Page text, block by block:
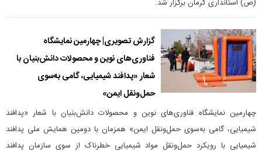
(ص) استانداری کرمان برگزار شد.
گزارش تصویری| چهارمین نمایشگاه
فناوری‌های نوین و محصولات دانش‌بنیان با
شعار «پدافند شیمیایی، گامی به‌سوی
حمل‌ونقل ایمن»
چهارمین نمایشگاه فناوری‌های نوین و محصولات دانش‌بنیان با شعار «پدافند
شیمیایی، گامی به‌سوی حمل‌ونقل ایمن» همزمان با دومین همایش ملی پدافند
شیمیایی با رویکرد حمل‌ونقل مواد شیمیایی خطرناک از سوی سازمان پدافند